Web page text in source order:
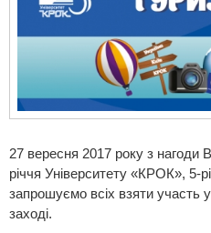
27 вересня 2017 року з нагоди
річчя Університету «КРОК», 5-
запрошуємо всіх взяти участь
заході.